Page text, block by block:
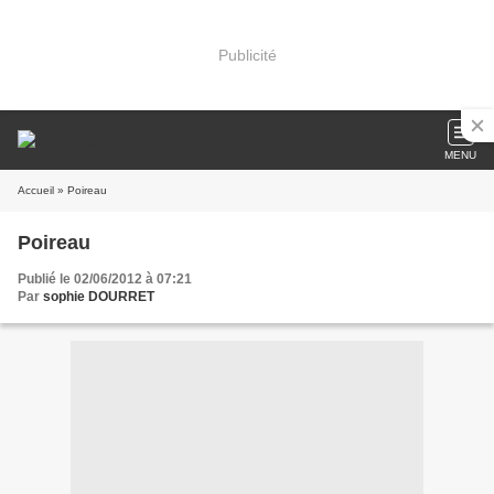
Publicité
MENU
Accueil » Poireau
Poireau
Publié le 02/06/2012 à 07:21
Par sophie DOURRET